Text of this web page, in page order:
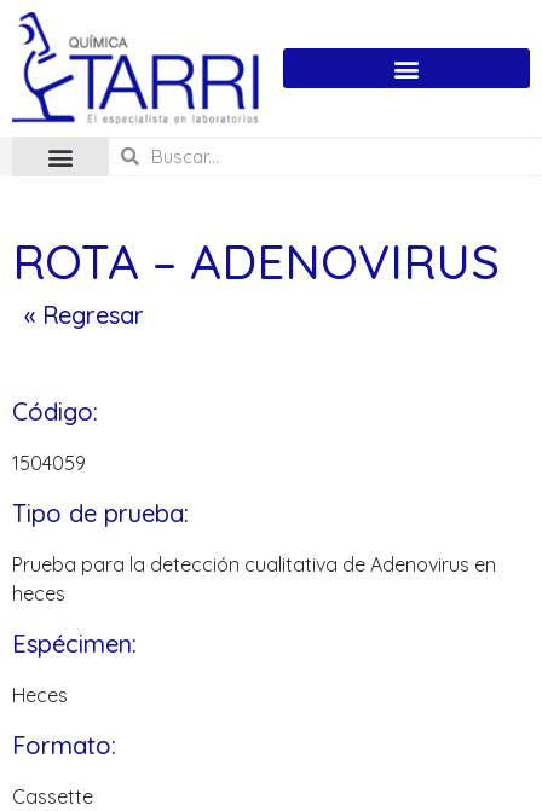
ROTA – ADENOVIRUS
« Regresar
Código:
1504059
Tipo de prueba:
Prueba para la detección cualitativa de Adenovirus en
heces
Espécimen:
Heces
Formato:
Cassette